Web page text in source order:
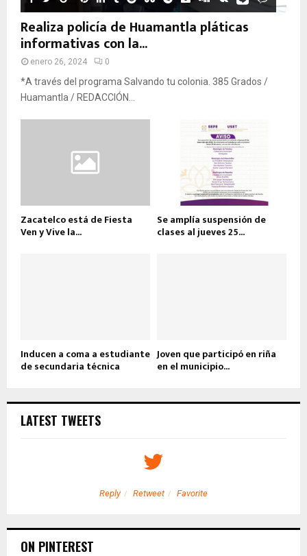
Realiza policía de Huamantla pláticas
informativas con la...
enero 26, 2024 0
*A través del programa Salvando tu colonia. 385 Grados /
Huamantla / REDACCIÓN...
Zacatelco está de Fiesta
Ven y Vive la...
Se amplía suspensión de
clases al jueves 25...
Inducen a coma a estudiante
de secundaria técnica
Joven que participó en riña
en el municipio...
LATEST TWEETS
Reply Retweet Favorite
ON PINTEREST